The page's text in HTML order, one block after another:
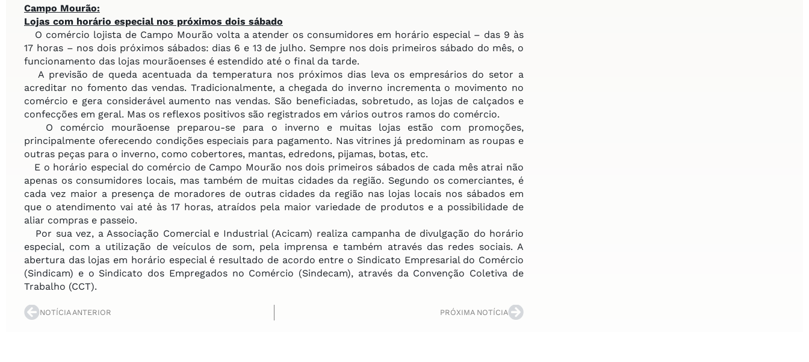
Campo Mourão:
Lojas com horário especial nos próximos dois sábado
O comércio lojista de Campo Mourão volta a atender os consumidores em horário especial – das 9 às
17 horas – nos dois próximos sábados: dias 6 e 13 de julho. Sempre nos dois primeiros sábado do mês, o
funcionamento das lojas mourãoenses é estendido até o final da tarde.
A previsão de queda acentuada da temperatura nos próximos dias leva os empresários do setor a
acreditar no fomento das vendas. Tradicionalmente, a chegada do inverno incrementa o movimento no
comércio e gera considerável aumento nas vendas. São beneficiadas, sobretudo, as lojas de calçados e
confecções em geral. Mas os reflexos positivos são registrados em vários outros ramos do comércio.
O comércio mourãoense preparou-se para o inverno e muitas lojas estão com promoções,
principalmente oferecendo condições especiais para pagamento. Nas vitrines já predominam as roupas e
outras peças para o inverno, como cobertores, mantas, edredons, pijamas, botas, etc.
E o horário especial do comércio de Campo Mourão nos dois primeiros sábados de cada mês atrai não
apenas os consumidores locais, mas também de muitas cidades da região. Segundo os comerciantes, é
cada vez maior a presença de moradores de outras cidades da região nas lojas locais nos sábados em
que o atendimento vai até às 17 horas, atraídos pela maior variedade de produtos e a possibilidade de
aliar compras e passeio.
Por sua vez, a Associação Comercial e Industrial (Acicam) realiza campanha de divulgação do horário
especial, com a utilização de veículos de som, pela imprensa e também através das redes sociais. A
abertura das lojas em horário especial é resultado de acordo entre o Sindicato Empresarial do Comércio
(Sindicam) e o Sindicato dos Empregados no Comércio (Sindecam), através da Convenção Coletiva de
Trabalho (CCT).
NOTÍCIA ANTERIOR PRÓXIMA NOTÍCIA